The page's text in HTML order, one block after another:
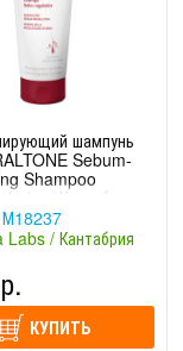
шампунь
Sebum-
Shampoo
/ Кантабрия
М18237
/ Кантабрия
КУПИТЬ